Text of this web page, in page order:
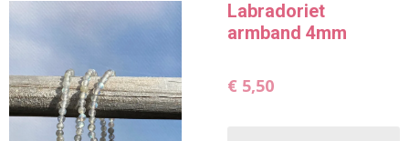
Labradoriet
armband 4mm
€ 5,50